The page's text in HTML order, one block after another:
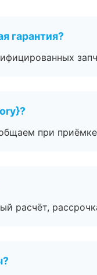
гарантия?
при
расчёт,